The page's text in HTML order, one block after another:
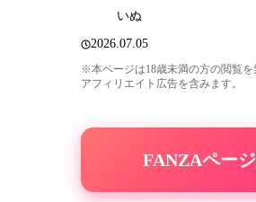
いぬ
2026.07.05
※本ページは18歳未満の方の閲覧を
アフィリエイト広告を含みます。
FANZAペー